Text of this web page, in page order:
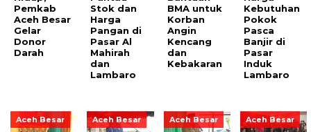
Pemkab
Aceh Besar
Gelar
Donor
Darah
Stok dan
Harga
Pangan di
Pasar Al
Mahirah
dan
Lambaro
BMA untuk
Korban
Angin
Kencang
dan
Kebakaran
Kebutuhan
Pokok
Pasca
Banjir di
Pasar
Induk
Lambaro
Aceh Besar Aceh Besar Aceh Besar Aceh Besar